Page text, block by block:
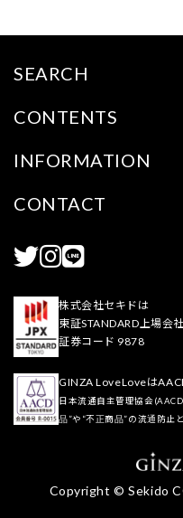
SEARCH
CONTENTS
INFORMATION
CONTACT
株式会社セキドは
東証STANDARD上場会社
証券コード 9878
GINZA LoveLoveは
日本流通自主管理協会
品”や“不正商品”の流通防止
Copyright © Sekido